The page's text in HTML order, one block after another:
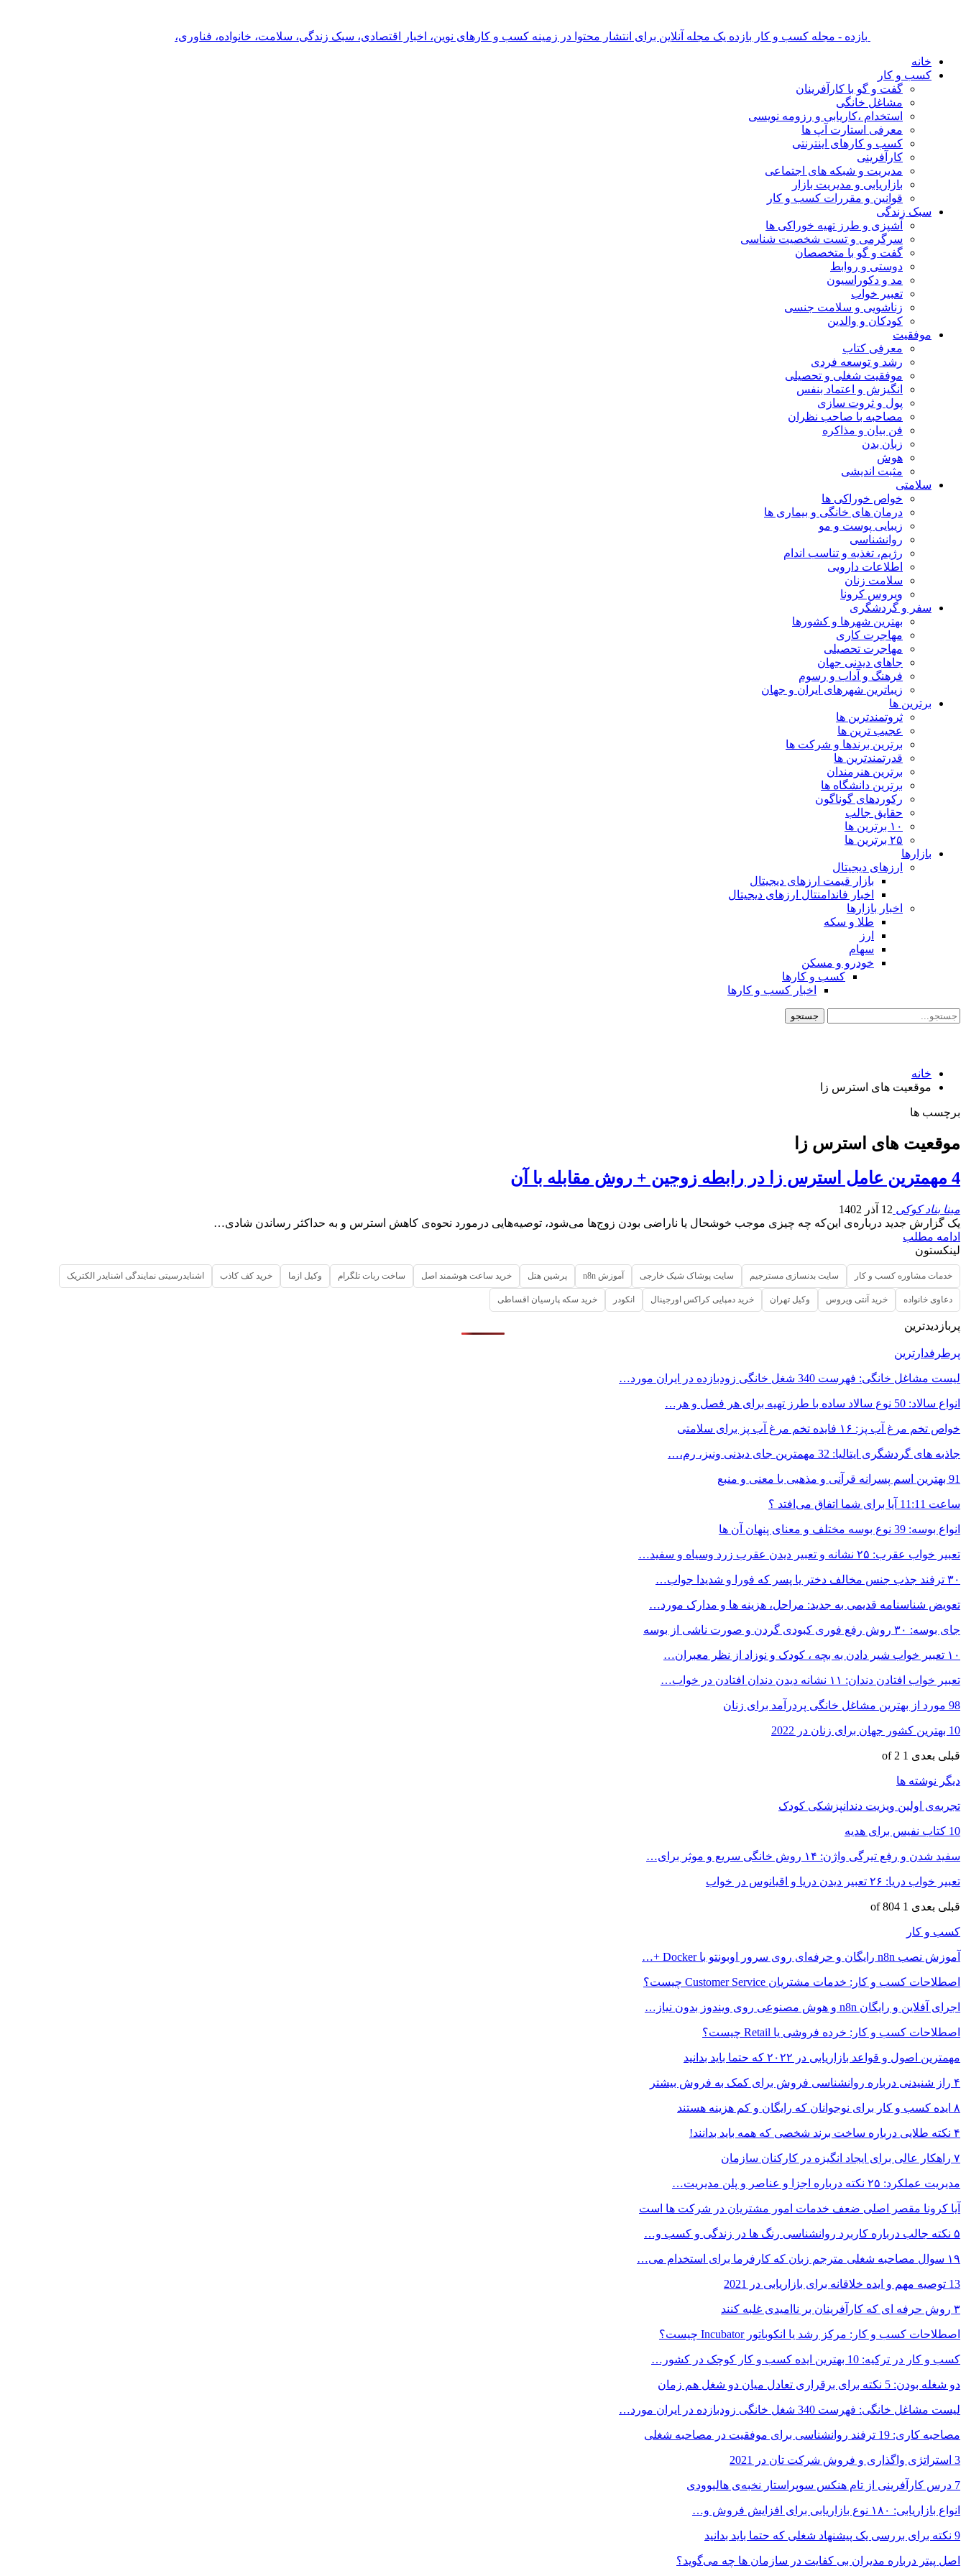
بازده - مجله کسب و کار بازده یک مجله آنلاین برای انتشار محتوا در زمینه کسب و کارهای نوین، اخبار اقتصادی، سبک زندگی، سلامت، خانواده، فناوری،
خانه
کسب و کار
گفت و گو با کارآفرینان
مشاغل خانگی
استخدام ،کاریابی و رزومه نویسی
معرفی استارت آپ ها
کسب و کارهای اینترنتی
کارآفرینی
مدیریت و شبکه های اجتماعی
بازاریابی و مدیریت بازار
قوانین و مقررات کسب و کار
سبک زندگی
آشپزی و طرز تهیه خوراکی ها
سرگرمی و تست شخصیت شناسی
گفت و گو با متخصصان
دوستی و روابط
مد و دکوراسیون
تعبیر خواب
زناشویی و سلامت جنسی
کودکان و والدین
موفقیت
معرفی کتاب
رشد و توسعه فردی
موفقیت شغلی و تحصیلی
انگیزش و اعتماد بنفس
پول و ثروت سازی
مصاحبه با صاحب نظران
فن بیان و مذاکره
زبان بدن
هوش
مثبت اندیشی
سلامتی
خواص خوراکی ها
درمان های خانگی و بیماری ها
زیبایی پوست و مو
روانشناسی
رژیم، تغذیه و تناسب اندام
اطلاعات دارویی
سلامت زنان
ویروس کرونا
سفر و گردشگری
بهترین شهرها و کشورها
مهاجرت کاری
مهاجرت تحصیلی
جاهای دیدنی جهان
فرهنگ و آداب و رسوم
زیباترین شهرهای ایران و جهان
برترین ها
ثروتمندترین ها
عجیب ترین ها
برترین برندها و شرکت ها
قدرتمندترین ها
برترین هنرمندان
برترین دانشگاه ها
رکوردهای گوناگون
حقایق جالب
۱۰ برترین ها
۲۵ برترین ها
بازارها
ارزهای دیجیتال
بازار قیمت ارزهای دیجیتال
اخبار فاندامنتال ارزهای دیجیتال
اخبار بازارها
طلا و سکه
ارز
سهام
خودرو و مسکن
کسب و کارها
اخبار کسب و کارها
خانه
موقعیت های استرس زا
برچسب ها
موقعیت های استرس زا
4 مهمترین عامل استرس زا در رابطه زوجین + روش مقابله با آن
مینا بناد کوکی 12 آذر 1402
یک گزارش جدید درباره‌ی این‌که چه چیزی موجب خوشحال یا ناراضی بودن زوج‌ها می‌شود، توصیه‌هایی درمورد نحوه‌ی کاهش استرس و به حداکثر رساندن شادی…
ادامه مطلب
لینکستون
خدمات مشاوره کسب و کار سایت بدنسازی مسترجیم سایت پوشاک شیک خارجی آموزش n8n پرشین هتل خرید ساعت هوشمند اصل ساخت ربات تلگرام وکیل ازما خرید کف کاذب اشنایدرسیتی نمایندگی اشنایدر الکتریک
دعاوی خانواده خرید آنتی ویروس وکیل تهران خرید دمپایی کراکس اورجینال انکودر خرید سکه پارسیان اقساطی
پربازدیدترین
پرطرفدارترین
لیست مشاغل خانگی: فهرست 340 شغل خانگی زودبازده در ایران مورد…
انواع سالاد: 50 نوع سالاد ساده با طرز تهیه برای هر فصل و هر…
خواص تخم مرغ آب پز: ۱۶ فایده تخم مرغ آب پز برای سلامتی
جاذبه های گردشگری ایتالیا: 32 مهمترین جای دیدنی ونیز، رم،…
91 بهترین اسم پسرانه قرآنی و مذهبی با معنی و منبع
ساعت 11:11 آیا برای شما اتفاق می‌افتد ؟
انواع بوسه: 39 نوع بوسه مختلف و معنای پنهان آن ها
تعبیر خواب عقرب: ۲۵ نشانه و تعبیر دیدن عقرب زرد وسیاه و سفید…
۳۰ ترفند جذب جنس مخالف دختر یا پسر که فورا و شدیدا جواب…
تعویض شناسنامه قدیمی به جدید: مراحل، هزینه ها و مدارک مورد…
جای بوسه: ۳۰ روش رفع فوری کبودی گردن و صورت ناشی از بوسه
۱۰ تعبیر خواب شیر دادن به بچه ، کودک و نوزاد از نظر معبران…
تعبیر خواب افتادن دندان: ۱۱ نشانه دیدن دندان افتادن در خواب…
98 مورد از بهترین مشاغل خانگی پردرآمد برای زنان
10 بهترین کشور جهان برای زنان در 2022
قبلی بعدی 1 of 2
دیگر نوشته ها
تجربه‌ی اولین ویزیت دندانپزشکی کودک
10 کتاب نفیس برای هدیه
سفید شدن و رفع تیرگی واژن: ۱۴ روش خانگی سریع و موثر برای…
تعبیر خواب دریا: ۲۶ تعبیر دیدن دریا و اقیانوس در خواب
قبلی بعدی 1 of 804
کسب و کار
آموزش نصب n8n رایگان و حرفه‌ای روی سرور اوبونتو با Docker +…
اصطلاحات کسب و کار: خدمات مشتریان Customer Service چیست؟
اجرای آفلاین و رایگان n8n و هوش مصنوعی روی ویندوز بدون نیاز…
اصطلاحات کسب و کار: خرده فروشی یا Retail چیست؟
مهمترین اصول و قواعد بازاریابی در ۲۰۲۲ که حتما باید بدانید
۴ راز شنیدنی درباره روانشناسی فروش برای کمک به فروش بیشتر
۸ ایده کسب و کار برای نوجوانان که رایگان و کم هزینه هستند
۴ نکته طلایی درباره ساخت برند شخصی که همه باید بدانند!
۷ راهکار عالی برای ایجاد انگیزه در کارکنان سازمان
مدیریت عملکرد: ۲۵ نکته درباره اجزا و عناصر و پلن مدیریت…
آیا کرونا مقصر اصلی ضعف خدمات امور مشتریان در شرکت ها است
۵ نکته جالب درباره کاربرد روانشناسی رنگ ها در زندگی و کسب و…
۱۹ سوال مصاحبه شغلی مترجم زبان که کارفرما برای استخدام می…
13 توصیه مهم و ایده خلاقانه برای بازاریابی در 2021
۳ روش حرفه ای که کارآفرینان بر ناامیدی غلبه کنند
اصطلاحات کسب و کار: مرکز رشد یا انکوباتور Incubator چیست؟
کسب و کار در ترکیه: 10 بهترین ایده‌ کسب و کار کوچک در کشور…
دو شغله بودن: 5 نکته برای برقراری تعادل میان دو شغل هم زمان
لیست مشاغل خانگی: فهرست 340 شغل خانگی زودبازده در ایران مورد…
مصاحبه کاری: 19 ترفند روانشناسی برای موفقیت در مصاحبه شغلی
3 استراتژی واگذاری و فروش شرکت تان در 2021
7 درس کارآفرینی از تام هنکس سوپراستار نخبه‌ی هالیوودی
انواع بازاریابی: ۱۸۰ نوع بازاریابی برای افزایش فروش و…
9 نکته برای بررسی یک پیشنهاد شغلی که حتما باید بدانید
اصل پیتر درباره مدیران بی کفایت در سازمان ها چه می‌گوید؟